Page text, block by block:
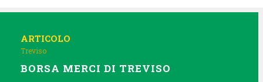
ARTICOLO
Treviso
BORSA MERCI DI TREVISO